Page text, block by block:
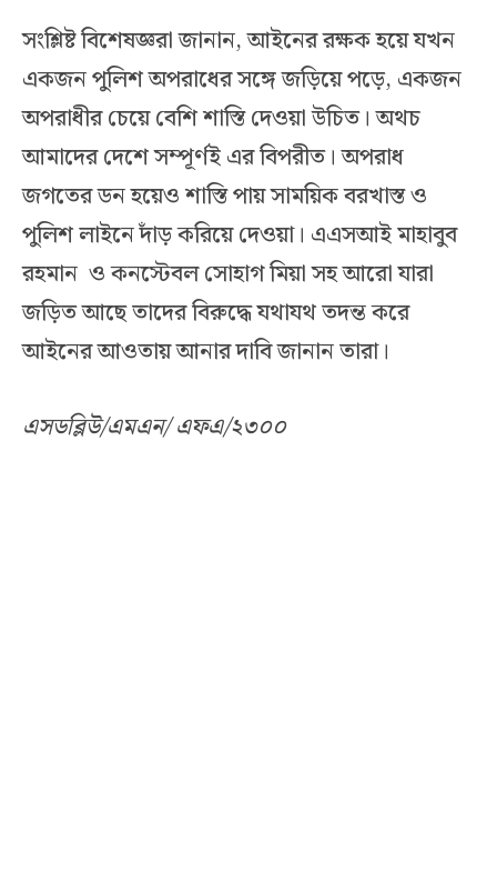
সংশ্লিষ্ট বিশেষজ্ঞরা জানান, আইনের রক্ষক হয়ে যখন
একজন পুলিশ অপরাধের সঙ্গে জড়িয়ে পড়ে, একজন
অপরাধীর চেয়ে বেশি শাস্তি দেওয়া উচিত। অথচ
আমাদের দেশে সম্পূর্ণই এর বিপরীত। অপরাধ
জগতের ডন হয়েও শাস্তি পায় সাময়িক বরখাস্ত ও
পুলিশ লাইনে দাঁড় করিয়ে দেওয়া। এএসআই মাহাবুব
রহমান ও কনস্টেবল সোহাগ মিয়া সহ আরো যারা
জড়িত আছে তাদের বিরুদ্ধে যথাযথ তদন্ত করে
আইনের আওতায় আনার দাবি জানান তারা।
এসডব্লিউ/এমএন/ এফএ/২৩০০